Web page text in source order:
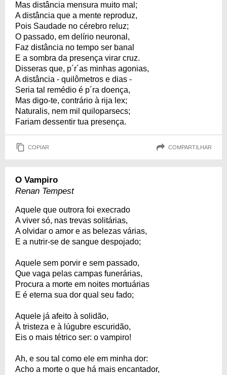
Mas distância mensura muito mal;
A distância que a mente reproduz,
Pois Saudade no cérebro reluz;
O passado, em delírio neuronal,
Faz distância no tempo ser banal
E a sombra da presença virar cruz.
Disseras que, p´r´as minhas agonias,
A distância - quilômetros e dias -
Seria tal remédio é p´ra doença,
Mas digo-te, contrário à rija lex;
Naturalis, nem mil quiloparsecs;
Fariam dessentir tua presença.
COPIAR COMPARTILHAR
O Vampiro
Renan Tempest
Aquele que outrora foi execrado
A viver só, nas trevas solitárias,
A olvidar o amor e as belezas várias,
E a nutrir-se de sangue despojado;
Aquele sem porvir e sem passado,
Que vaga pelas campas funerárias,
Procura a morte em noites mortuárias
E é eterna sua dor qual seu fado;
Aquele já afeito à solidão,
À tristeza e à lúgubre escuridão,
Eis o mais tétrico ser: o vampiro!
Ah, e sou tal como ele em minha dor:
Acho a morte o que há mais encantador,